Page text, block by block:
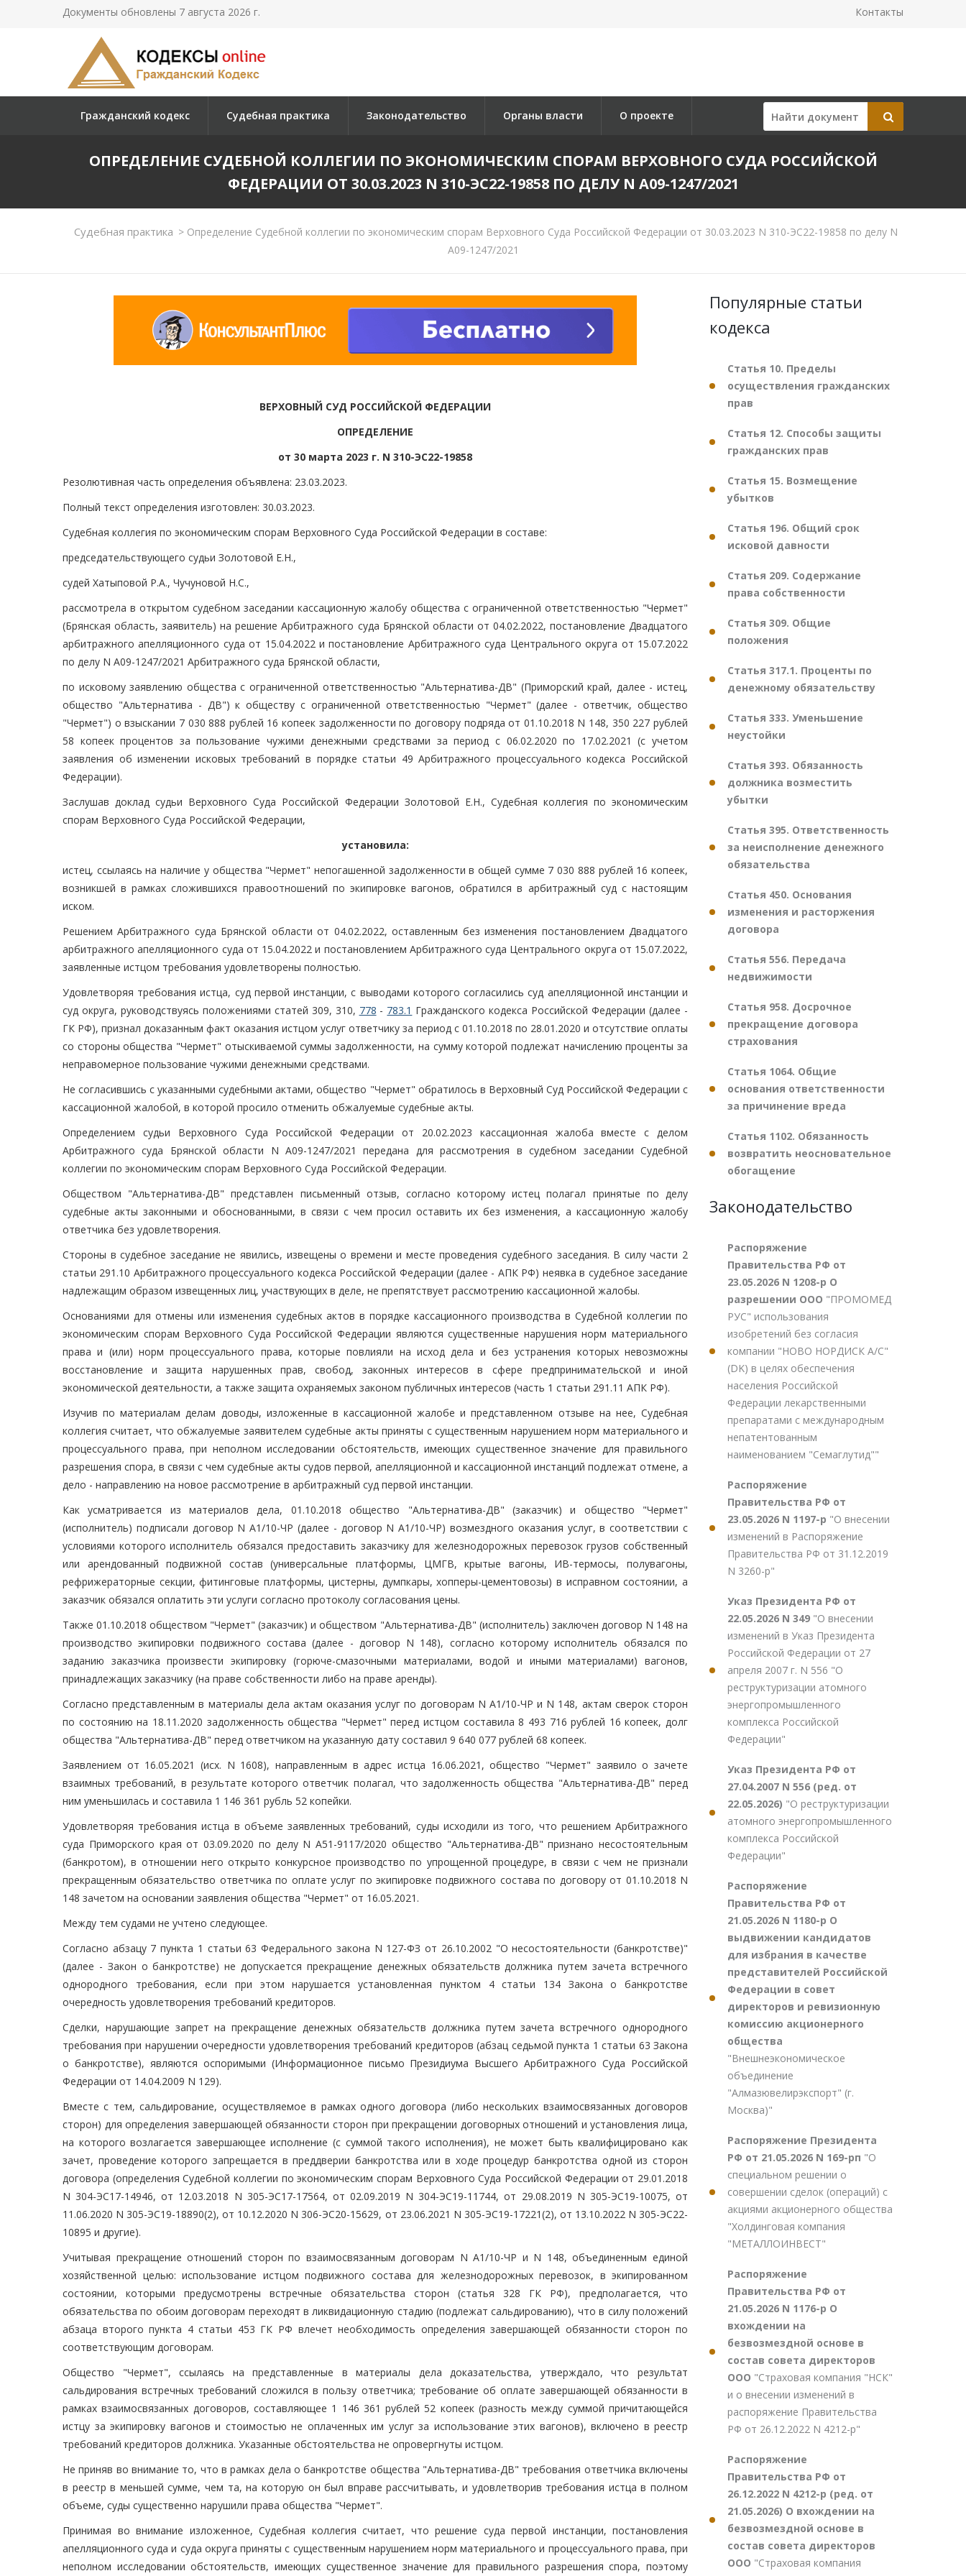
Документы обновлены 7 августа 2026 г. Контакты
Гражданский кодекс Судебная практика Законодательство Органы власти О проекте
ОПРЕДЕЛЕНИЕ СУДЕБНОЙ КОЛЛЕГИИ ПО ЭКОНОМИЧЕСКИМ СПОРАМ ВЕРХОВНОГО СУДА РОССИЙСКОЙ
ФЕДЕРАЦИИ ОТ 30.03.2023 N 310-ЭС22-19858 ПО ДЕЛУ N А09-1247/2021
Судебная практика >Определение Судебной коллегии по экономическим спорам Верховного Суда Российской Федерации от 30.03.2023 N 310-ЭС22-19858 по делу N
А09-1247/2021
ВЕРХОВНЫЙ СУД РОССИЙСКОЙ ФЕДЕРАЦИИ
ОПРЕДЕЛЕНИЕ
от 30 марта 2023 г. N 310-ЭС22-19858
Резолютивная часть определения объявлена: 23.03.2023.
Полный текст определения изготовлен: 30.03.2023.
Судебная коллегия по экономическим спорам Верховного Суда Российской Федерации в составе:
председательствующего судьи Золотовой Е.Н.,
судей Хатыповой Р.А., Чучуновой Н.С.,
рассмотрела в открытом судебном заседании кассационную жалобу общества с ограниченной ответственностью "Чермет"
(Брянская область, заявитель) на решение Арбитражного суда Брянской области от 04.02.2022, постановление Двадцатого
арбитражного апелляционного суда от 15.04.2022 и постановление Арбитражного суда Центрального округа от 15.07.2022
по делу N А09-1247/2021 Арбитражного суда Брянской области,
по исковому заявлению общества с ограниченной ответственностью "Альтернатива-ДВ" (Приморский край, далее - истец,
общество "Альтернатива - ДВ") к обществу с ограниченной ответственностью "Чермет" (далее - ответчик, общество
"Чермет") о взыскании 7 030 888 рублей 16 копеек задолженности по договору подряда от 01.10.2018 N 148, 350 227 рублей
58 копеек процентов за пользование чужими денежными средствами за период с 06.02.2020 по 17.02.2021 (с учетом
заявления об изменении исковых требований в порядке статьи 49 Арбитражного процессуального кодекса Российской
Федерации).
Заслушав доклад судьи Верховного Суда Российской Федерации Золотовой Е.Н., Судебная коллегия по экономическим
спорам Верховного Суда Российской Федерации,
установила:
истец, ссылаясь на наличие у общества "Чермет" непогашенной задолженности в общей сумме 7 030 888 рублей 16 копеек,
возникшей в рамках сложившихся правоотношений по экипировке вагонов, обратился в арбитражный суд с настоящим
иском.
Решением Арбитражного суда Брянской области от 04.02.2022, оставленным без изменения постановлением Двадцатого
арбитражного апелляционного суда от 15.04.2022 и постановлением Арбитражного суда Центрального округа от 15.07.2022,
заявленные истцом требования удовлетворены полностью.
Удовлетворяя требования истца, суд первой инстанции, с выводами которого согласились суд апелляционной инстанции и
суд округа, руководствуясь положениями статей 309, 310, 778 - 783.1 Гражданского кодекса Российской Федерации (далее -
ГК РФ), признал доказанным факт оказания истцом услуг ответчику за период с 01.10.2018 по 28.01.2020 и отсутствие оплаты
со стороны общества "Чермет" отыскиваемой суммы задолженности, на сумму которой подлежат начислению проценты за
неправомерное пользование чужими денежными средствами.
Не согласившись с указанными судебными актами, общество "Чермет" обратилось в Верховный Суд Российской Федерации с
кассационной жалобой, в которой просило отменить обжалуемые судебные акты.
Определением судьи Верховного Суда Российской Федерации от 20.02.2023 кассационная жалоба вместе с делом
Арбитражного суда Брянской области N А09-1247/2021 передана для рассмотрения в судебном заседании Судебной
коллегии по экономическим спорам Верховного Суда Российской Федерации.
Обществом "Альтернатива-ДВ" представлен письменный отзыв, согласно которому истец полагал принятые по делу
судебные акты законными и обоснованными, в связи с чем просил оставить их без изменения, а кассационную жалобу
ответчика без удовлетворения.
Стороны в судебное заседание не явились, извещены о времени и месте проведения судебного заседания. В силу части 2
статьи 291.10 Арбитражного процессуального кодекса Российской Федерации (далее - АПК РФ) неявка в судебное заседание
надлежащим образом извещенных лиц, участвующих в деле, не препятствует рассмотрению кассационной жалобы.
Основаниями для отмены или изменения судебных актов в порядке кассационного производства в Судебной коллегии по
экономическим спорам Верховного Суда Российской Федерации являются существенные нарушения норм материального
права и (или) норм процессуального права, которые повлияли на исход дела и без устранения которых невозможны
восстановление и защита нарушенных прав, свобод, законных интересов в сфере предпринимательской и иной
экономической деятельности, а также защита охраняемых законом публичных интересов (часть 1 статьи 291.11 АПК РФ).
Изучив по материалам делам доводы, изложенные в кассационной жалобе и представленном отзыве на нее, Судебная
коллегия считает, что обжалуемые заявителем судебные акты приняты с существенным нарушением норм материального и
процессуального права, при неполном исследовании обстоятельств, имеющих существенное значение для правильного
разрешения спора, в связи с чем судебные акты судов первой, апелляционной и кассационной инстанций подлежат отмене, а
дело - направлению на новое рассмотрение в арбитражный суд первой инстанции.
Как усматривается из материалов дела, 01.10.2018 общество "Альтернатива-ДВ" (заказчик) и общество "Чермет"
(исполнитель) подписали договор N А1/10-ЧР (далее - договор N А1/10-ЧР) возмездного оказания услуг, в соответствии с
условиями которого исполнитель обязался предоставить заказчику для железнодорожных перевозок грузов собственный
или арендованный подвижной состав (универсальные платформы, ЦМГВ, крытые вагоны, ИВ-термосы, полувагоны,
рефрижераторные секции, фитинговые платформы, цистерны, думпкары, хопперы-цементовозы) в исправном состоянии, а
заказчик обязался оплатить эти услуги согласно протоколу согласования цены.
Также 01.10.2018 обществом "Чермет" (заказчик) и обществом "Альтернатива-ДВ" (исполнитель) заключен договор N 148 на
производство экипировки подвижного состава (далее - договор N 148), согласно которому исполнитель обязался по
заданию заказчика произвести экипировку (горюче-смазочными материалами, водой и иными материалами) вагонов,
принадлежащих заказчику (на праве собственности либо на праве аренды).
Согласно представленным в материалы дела актам оказания услуг по договорам N А1/10-ЧР и N 148, актам сверок сторон
по состоянию на 18.11.2020 задолженность общества "Чермет" перед истцом составила 8 493 716 рублей 16 копеек, долг
общества "Альтернатива-ДВ" перед ответчиком на указанную дату составил 9 640 077 рублей 68 копеек.
Заявлением от 16.05.2021 (исх. N 1608), направленным в адрес истца 16.06.2021, общество "Чермет" заявило о зачете
взаимных требований, в результате которого ответчик полагал, что задолженность общества "Альтернатива-ДВ" перед
ним уменьшилась и составила 1 146 361 рубль 52 копейки.
Удовлетворяя требования истца в объеме заявленных требований, суды исходили из того, что решением Арбитражного
суда Приморского края от 03.09.2020 по делу N А51-9117/2020 общество "Альтернатива-ДВ" признано несостоятельным
(банкротом), в отношении него открыто конкурсное производство по упрощенной процедуре, в связи с чем не признали
прекращенным обязательство ответчика по оплате услуг по экипировке подвижного состава по договору от 01.10.2018 N
148 зачетом на основании заявления общества "Чермет" от 16.05.2021.
Между тем судами не учтено следующее.
Согласно абзацу 7 пункта 1 статьи 63 Федерального закона N 127-ФЗ от 26.10.2002 "О несостоятельности (банкротстве)"
(далее - Закон о банкротстве) не допускается прекращение денежных обязательств должника путем зачета встречного
однородного требования, если при этом нарушается установленная пунктом 4 статьи 134 Закона о банкротстве
очередность удовлетворения требований кредиторов.
Сделки, нарушающие запрет на прекращение денежных обязательств должника путем зачета встречного однородного
требования при нарушении очередности удовлетворения требований кредиторов (абзац седьмой пункта 1 статьи 63 Закона
о банкротстве), являются оспоримыми (Информационное письмо Президиума Высшего Арбитражного Суда Российской
Федерации от 14.04.2009 N 129).
Вместе с тем, сальдирование, осуществляемое в рамках одного договора (либо нескольких взаимосвязанных договоров
сторон) для определения завершающей обязанности сторон при прекращении договорных отношений и установления лица,
на которого возлагается завершающее исполнение (с суммой такого исполнения), не может быть квалифицировано как
зачет, проведение которого запрещается в преддверии банкротства или в ходе процедур банкротства одной из сторон
договора (определения Судебной коллегии по экономическим спорам Верховного Суда Российской Федерации от 29.01.2018
N 304-ЭС17-14946, от 12.03.2018 N 305-ЭС17-17564, от 02.09.2019 N 304-ЭС19-11744, от 29.08.2019 N 305-ЭС19-10075, от
11.06.2020 N 305-ЭС19-18890(2), от 10.12.2020 N 306-ЭС20-15629, от 23.06.2021 N 305-ЭС19-17221(2), от 13.10.2022 N 305-ЭС22-
10895 и другие).
Учитывая прекращение отношений сторон по взаимосвязанным договорам N А1/10-ЧР и N 148, объединенным единой
хозяйственной целью: использование истцом подвижного состава для железнодорожных перевозок, в экипированном
состоянии, которыми предусмотрены встречные обязательства сторон (статья 328 ГК РФ), предполагается, что
обязательства по обоим договорам переходят в ликвидационную стадию (подлежат сальдированию), что в силу положений
абзаца второго пункта 4 статьи 453 ГК РФ влечет необходимость определения завершающей обязанности сторон по
соответствующим договорам.
Общество "Чермет", ссылаясь на представленные в материалы дела доказательства, утверждало, что результат
сальдирования встречных требований сложился в пользу ответчика; требование об оплате завершающей обязанности в
рамках взаимосвязанных договоров, составляющее 1 146 361 рублей 52 копеек (разность между суммой причитающейся
истцу за экипировку вагонов и стоимостью не оплаченных им услуг за использование этих вагонов), включено в реестр
требований кредиторов должника. Указанные обстоятельства не опровергнуты истцом.
Не приняв во внимание то, что в рамках дела о банкротстве общества "Альтернатива-ДВ" требования ответчика включены
в реестр в меньшей сумме, чем та, на которую он был вправе рассчитывать, и удовлетворив требования истца в полном
объеме, суды существенно нарушили права общества "Чермет".
Принимая во внимание изложенное, Судебная коллегия считает, что решение суда первой инстанции, постановления
апелляционного суда и суда округа приняты с существенным нарушением норм материального и процессуального права, при
неполном исследовании обстоятельств, имеющих существенное значение для правильного разрешения спора, поэтому
Популярные статьи
кодекса
Статья 10. Пределы
осуществления гражданских
прав
Статья 12. Способы защиты
гражданских прав
Статья 15. Возмещение
убытков
Статья 196. Общий срок
исковой давности
Статья 209. Содержание
права собственности
Статья 309. Общие
положения
Статья 317.1. Проценты по
денежному обязательству
Статья 333. Уменьшение
неустойки
Статья 393. Обязанность
должника возместить
убытки
Статья 395. Ответственность
за неисполнение денежного
обязательства
Статья 450. Основания
изменения и расторжения
договора
Статья 556. Передача
недвижимости
Статья 958. Досрочное
прекращение договора
страхования
Статья 1064. Общие
основания ответственности
за причинение вреда
Статья 1102. Обязанность
возвратить неосновательное
обогащение
Законодательство
Распоряжение
Правительства РФ от
23.05.2026 N 1208-р О
разрешении ООО "ПРОМОМЕД
РУС" использования
изобретений без согласия
компании "НОВО НОРДИСК А/С"
(DK) в целях обеспечения
населения Российской
Федерации лекарственными
препаратами с международным
непатентованным
наименованием "Семаглутид""
Распоряжение
Правительства РФ от
23.05.2026 N 1197-р "О внесении
изменений в Распоряжение
Правительства РФ от 31.12.2019
N 3260-р"
Указ Президента РФ от
22.05.2026 N 349 "О внесении
изменений в Указ Президента
Российской Федерации от 27
апреля 2007 г. N 556 "О
реструктуризации атомного
энергопромышленного
комплекса Российской
Федерации"
Указ Президента РФ от
27.04.2007 N 556 (ред. от
22.05.2026) "О реструктуризации
атомного энергопромышленного
комплекса Российской
Федерации"
Распоряжение
Правительства РФ от
21.05.2026 N 1180-р О
выдвижении кандидатов
для избрания в качестве
представителей Российской
Федерации в совет
директоров и ревизионную
комиссию акционерного
общества
"Внешнеэкономическое
объединение
"Алмазювелирэкспорт" (г.
Москва)"
Распоряжение Президента
РФ от 21.05.2026 N 169-рп "О
специальном решении о
совершении сделок (операций) с
акциями акционерного общества
"Холдинговая компания
"МЕТАЛЛОИНВЕСТ"
Распоряжение
Правительства РФ от
21.05.2026 N 1176-р О
вхождении на
безвозмездной основе в
состав совета директоров
ООО "Страховая компания "НСК"
и о внесении изменений в
распоряжение Правительства
РФ от 26.12.2022 N 4212-р"
Распоряжение
Правительства РФ от
26.12.2022 N 4212-р (ред. от
21.05.2026) О вхождении на
безвозмездной основе в
состав совета директоров
ООО "Страховая компания